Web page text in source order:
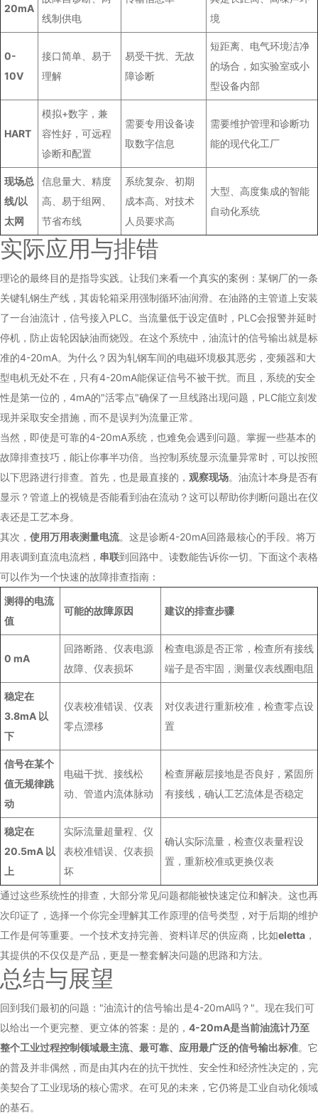
20mA
线制供电
境
0-
10V
接口简单、易于
理解
易受干扰、无故
障诊断
短距离、电气环境洁净
的场合，如实验室或小
型设备内部
HART
模拟+数字，兼
容性好，可远程
诊断和配置
需要专用设备读
取数字信息
需要维护管理和诊断功
能的现代化工厂
现场总
线/以
太网
信息量大、精度
高、易于组网、
节省布线
系统复杂、初期
成本高、对技术
人员要求高
大型、高度集成的智能
自动化系统
实际应用与排错
理论的最终目的是指导实践。让我们来看一个真实的案例：某钢厂的一条
关键轧钢生产线，其齿轮箱采用强制循环油润滑。在油路的主管道上安装
了一台油流计，信号接入PLC。当流量低于设定值时，PLC会报警并延时
停机，防止齿轮因缺油而烧毁。在这个系统中，油流计的信号输出就是标
准的4-20mA。为什么？因为轧钢车间的电磁环境极其恶劣，变频器和大
型电机无处不在，只有4-20mA能保证信号不被干扰。而且，系统的安全
性是第一位的，4mA的"活零点"确保了一旦线路出现问题，PLC能立刻发
现并采取安全措施，而不是误判为流量正常。
当然，即使是可靠的4-20mA系统，也难免会遇到问题。掌握一些基本的
故障排查技巧，能让你事半功倍。当控制系统显示流量异常时，可以按照
以下思路进行排查。首先，也是最直接的， 观察现场。油流计本身是否有
显示？管道上的视镜是否能看到油在流动？这可以帮助你判断问题出在仪
表还是工艺本身。
其次， 使用万用表测量电流。这是诊断4-20mA回路最核心的手段。将万
用表调到直流电流档， 串联到回路中。读数能告诉你一切。下面这个表格
可以作为一个快速的故障排查指南：
测得的电流
值
可能的故障原因 建议的排查步骤
0 mA
回路断路、仪表电源
故障、仪表损坏
检查电源是否正常，检查所有接线
端子是否牢固，测量仪表线圈电阻
稳定在
3.8mA 以
下
仪表校准错误、仪表
零点漂移
对仪表进行重新校准，检查零点设
置
信号在某个
值无规律跳
动
电磁干扰、接线松
动、管道内流体脉动
检查屏蔽层接地是否良好，紧固所
有接线，确认工艺流体是否稳定
稳定在
20.5mA 以
上
实际流量超量程、仪
表校准错误、仪表损
坏
确认实际流量，检查仪表量程设
置，重新校准或更换仪表
通过这些系统性的排查，大部分常见问题都能被快速定位和解决。这也再
次印证了，选择一个你完全理解其工作原理的信号类型，对于后期的维护
工作是何等重要。一个技术支持完善、资料详尽的供应商，比如eletta ，
其提供的不仅仅是产品，更是一整套解决问题的思路和方法。
总结与展望
回到我们最初的问题："油流计的信号输出是4-20mA吗？"。现在我们可
以给出一个更完整、更立体的答案：是的， 4-20mA是当前油流计乃至
整个工业过程控制领域最主流、最可靠、应用最广泛的信号输出标准。它
的普及并非偶然，而是由其内在的抗干扰性、安全性和经济性决定的，完
美契合了工业现场的核心需求。在可见的未来，它仍将是工业自动化领域
的基石。